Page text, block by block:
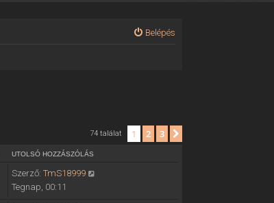
Belépés
74 találat 1 2 3
UTOLSÓ HOZZÁSZÓLÁS
Szerző: TmS18999
Tegnap, 00:11